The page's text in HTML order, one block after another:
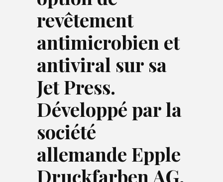
revêtement
antimicrobien et
antiviral sur sa
Jet Press.
Développé par la
société
allemande Epple
Druckfarben AG,